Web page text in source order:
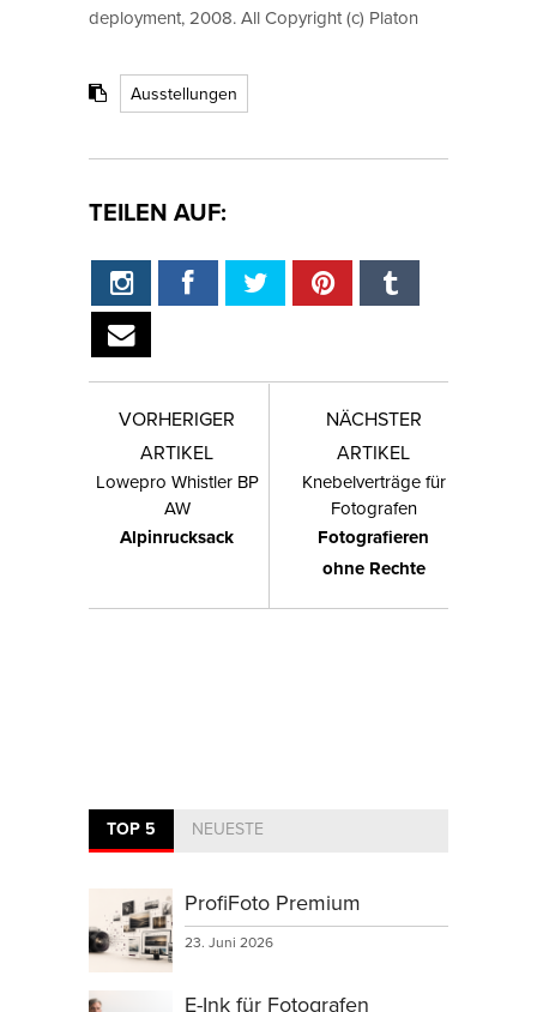
deployment, 2008. All Copyright (c) Platon
Ausstellungen
TEILEN AUF:
VORHERIGER
ARTIKEL
Lowepro Whistler BP
AW
Alpinrucksack
NÄCHSTER
ARTIKEL
Knebelverträge für
Fotografen
Fotografieren
ohne Rechte
TOP 5 NEUESTE
ProfiFoto Premium
23. Juni 2026
E-Ink für Fotografen